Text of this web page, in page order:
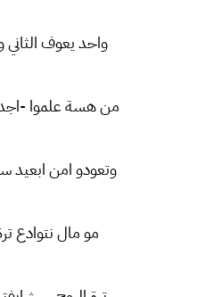
واحد يعوف
من هسة علموا -
وتعودو امن ابعيد
مو مال نتوادع